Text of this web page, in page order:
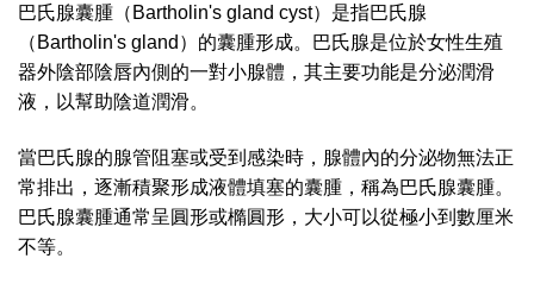
巴氏腺囊腫（Bartholin's gland cyst）是指巴氏腺
（Bartholin's gland）的囊腫形成。巴氏腺是位於女性生殖
器外陰部陰唇內側的一對小腺體，其主要功能是分泌潤滑
液，以幫助陰道潤滑。
當巴氏腺的腺管阻塞或受到感染時，腺體內的分泌物無法正
常排出，逐漸積聚形成液體填塞的囊腫，稱為巴氏腺囊腫。
巴氏腺囊腫通常呈圓形或橢圓形，大小可以從極小到數厘米
不等。